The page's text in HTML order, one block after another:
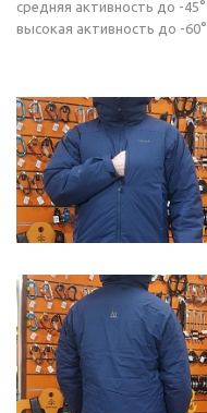
средняя активность до -45°
высокая активность до -60°